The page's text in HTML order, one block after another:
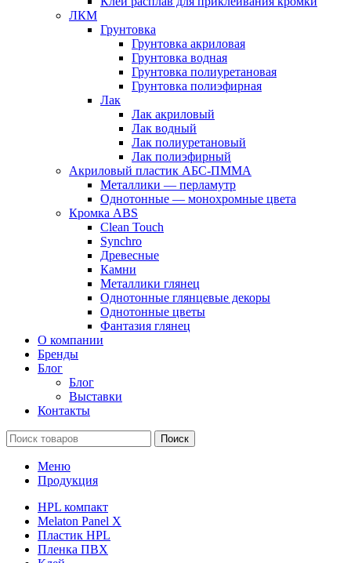
ЛКМ
Грунтовка
Грунтовка акриловая
Грунтовка водная
Грунтовка полиуретановая
Грунтовка полиэфирная
Лак
Лак акриловый
Лак водный
Лак полиуретановый
Лак полиэфирный
Акриловый пластик АБС-ПММА
Металлики — перламутр
Однотонные — монохромные цвета
Кромка ABS
Clean Touch
Synchro
Древесные
Камни
Металлики глянец
Однотонные глянцевые декоры
Однотонные цветы
Фантазия глянец
О компании
Бренды
Блог
Блог
Выставки
Контакты
Поиск
Меню
Продукция
HPL компакт
Melaton Panel X
Пластик HPL
Пленка ПВХ